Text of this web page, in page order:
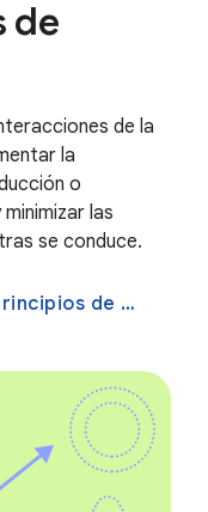
de
de la
la
o
las
se conduce.
de diseño